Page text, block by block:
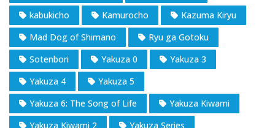
kabukicho
Kamurocho
Kazuma Kiryu
Mad Dog of Shimano
Ryu ga Gotoku
Sotenbori
Yakuza 0
Yakuza 3
Yakuza 4
Yakuza 5
Yakuza 6: The Song of Life
Yakuza Kiwami
Yakuza Kiwami 2
Yakuza Series